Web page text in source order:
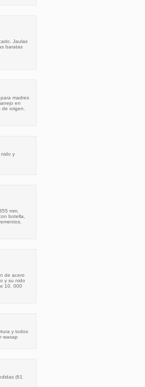
Jaulas
baratas
madres
en
origen.
nido y
mm.
botella,
de acero
y su nido
10. 000
y todos
wasap
(61